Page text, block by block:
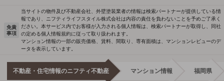
免責
事項
当サイトの物件及び不動産会社、外壁塗装業者の情報は検索パートナーが提供している情
報であり、ニフティライフスタイル株式会社は内容の責任を負わないことを予めご了承く
ださい。本サービス内でお客様が入力される個人情報は、検索パートナーが取得し、同社
の定める個人情報規約に従って取り扱われます。
マンション情報の一部の販売価格、賃料、間取り、専有面積は、マンションレビューのデ
ータを表示しています。
不動産・住宅情報のニフティ不動産 マンション情報 福岡県